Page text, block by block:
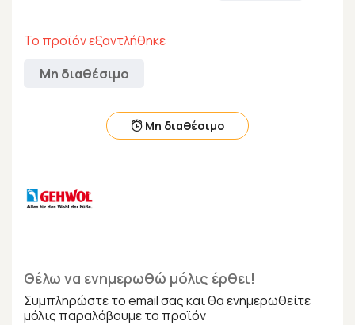
Το προϊόν εξαντλήθηκε
Μη διαθέσιμο
Μη διαθέσιμο
Θέλω να ενημερωθώ μόλις έρθει!
Συμπληρώστε το email σας και θα ενημερωθείτε
μόλις παραλάβουμε το προϊόν